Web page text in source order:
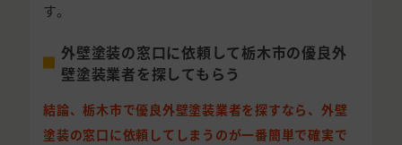
す。
外壁塗装の窓口に依頼して栃木市の優良外
壁塗装業者を探してもらう
結論、栃木市で優良外壁塗装業者を探すなら、外壁
塗装の窓口に依頼してしまうのが一番簡単で確実で